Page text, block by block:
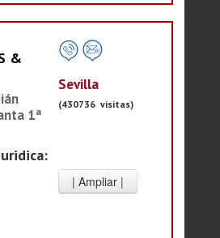
&
1ª
Sevilla
(430736 visitas)